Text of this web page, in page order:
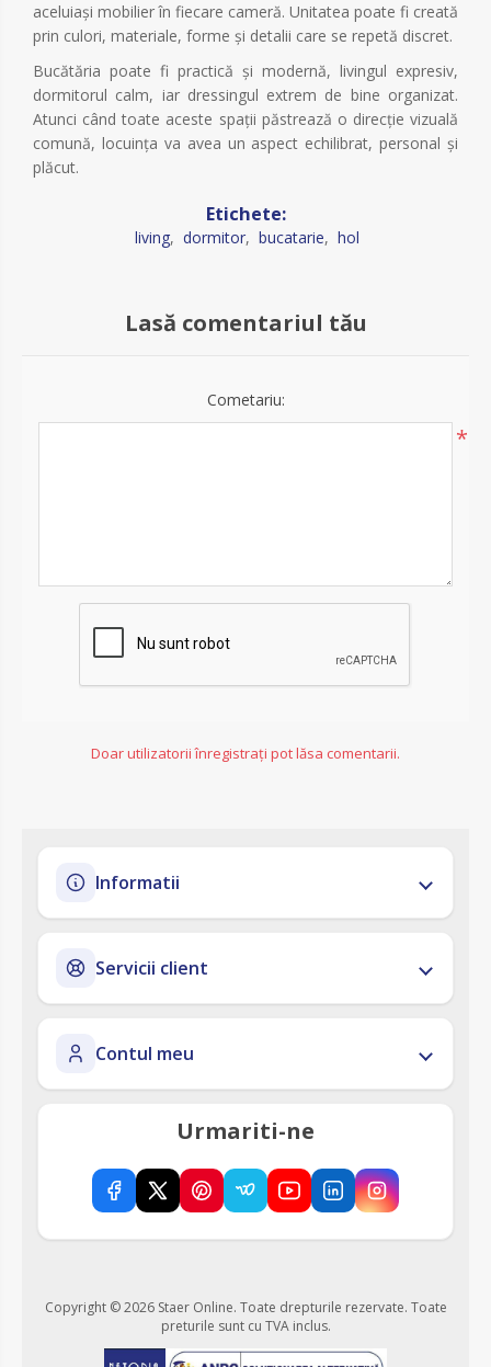
aceluiași mobilier în fiecare cameră. Unitatea poate fi creată
prin culori, materiale, forme și detalii care se repetă discret.
Bucătăria poate fi practică și modernă, livingul expresiv,
dormitorul calm, iar dressingul extrem de bine organizat.
Atunci când toate aceste spații păstrează o direcție vizuală
comună, locuința va avea un aspect echilibrat, personal și
plăcut.
Etichete:
living, dormitor, bucatarie, hol
Lasă comentariul tău
Cometariu:
*
Doar utilizatorii înregistrați pot lăsa comentarii.
Informatii
Servicii client
Contul meu
Urmariti-ne
Copyright © 2026 Staer Online. Toate drepturile rezervate. Toate
preturile sunt cu TVA inclus.